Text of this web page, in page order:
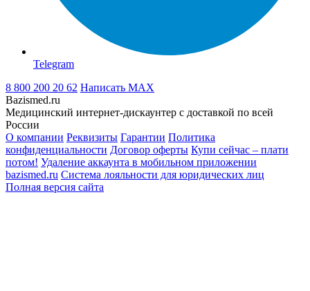
Telegram
8 800 200 20 62 Написать MAX
Bazismed.ru
Медицинский интернет-дискаунтер с доставкой по всей
России
О компании Реквизиты Гарантии Политика
конфиденциальности Договор оферты Купи сейчас – плати
потом! Удаление аккаунта в мобильном приложении
bazismed.ru Система лояльности для юридических лиц
Полная версия сайта